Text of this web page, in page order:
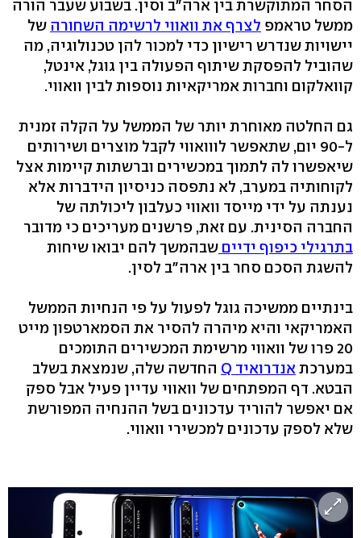
הסחר המתוקשרת בין ארה"ב וסין. בשבוע שעבר הורה
ממשל טראמפ לצרף את וואווי לרשימה השחורה של
יישויות שנדרש רישיון כדי למכור להן טכנולוגיה, מה
שהוביל להפסקת שיתוף הפעולה בין גוגל, אינטל,
קוואלקום וחברות אמריקאיות נוספות לבין וואווי.
גם החלטה מאוחרת יותר של הממשל על הקלה זמנית
ל-90 יום, שתאפשר לווואווי לקבל מוצרים ושירותים
שיאפשרו לה לתמוך במכשירים וברשתות קיימות אצל
לקוחותיה במערב, לא נתפסה כניסיון הידברות אלא
נענתה על ידי מייסד וואווי כעלבון ליכולתה של
החברה הסינית. עם זאת, פרשנים מעריכים כי מדובר
בתרגילי כיפוף ידיים שבהמשך להם יבואו שיחות
להשגת הסכם סחר בין ארה"ב לסין.
בינתיים ממשיכה גוגל לפעול על פי הנחיות הממשל
האמריקאי והיא מיהרה להסיר את הסמארטפון מייט
20 פרו של וואווי מרשימת המכשירים התומכים
במערכת אנדרואיד Q
החדשה שלה, שנמצאת בשלב
הבטא. דף המפתחים של וואווי עדיין פעיל אבל ספק
אם יאפשר להוריד עדכונים בשל ההנחיה המפורשת
שלא לספק עדכונים למכשירי וואווי.